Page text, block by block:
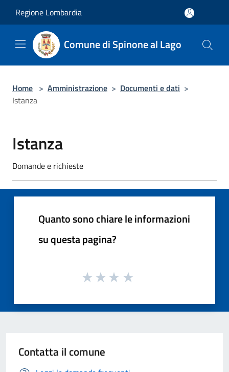
Regione Lombardia
Comune di Spinone al Lago
Home > Amministrazione > Documenti e dati >
Istanza
Istanza
Domande e richieste
Quanto sono chiare le informazioni
su questa pagina?
Contatta il comune